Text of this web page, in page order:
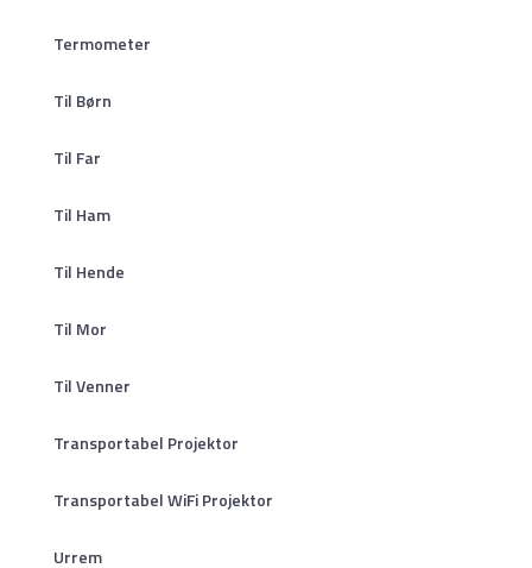
Termometer
Til Børn
Til Far
Til Ham
Til Hende
Til Mor
Til Venner
Transportabel Projektor
Transportabel WiFi Projektor
Urrem